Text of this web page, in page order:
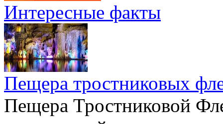
Интересные факты
Пещера тростниковых
Пещера Тростниковой